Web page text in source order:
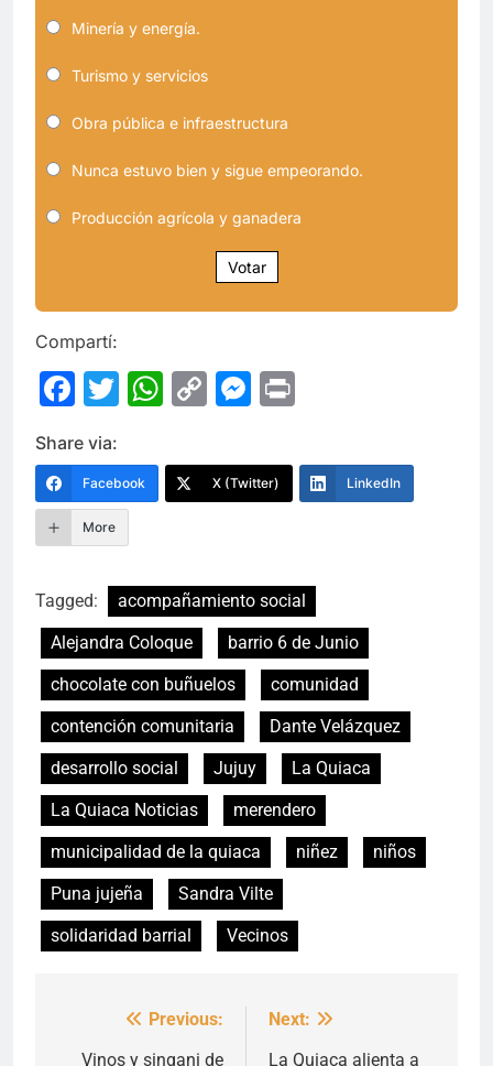
Minería y energía.
Turismo y servicios
Obra pública e infraestructura
Nunca estuvo bien y sigue empeorando.
Producción agrícola y ganadera
Votar
Compartí:
Facebook
Twitter
WhatsApp
CopyMessenger
Share via:
Facebook X (Twitter) LinkedIn
More
Tagged:
acompañamiento social
Alejandra Coloque
barrio 6 de Junio
chocolate con buñuelos
comunidad
contención comunitaria
Dante Velázquez
desarrollo social
Jujuy
La Quiaca
La Quiaca Noticias
merendero
municipalidad de la quiaca
niñez
niños
Puna jujeña
Sandra Vilte
solidaridad barrial
Vecinos
Navegación
Previous:
Vinos y singani de
Next:
La Quiaca alienta a